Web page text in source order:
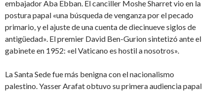
embajador Aba Ebban. El canciller Moshe Sharret vio en la
postura papal «una búsqueda de venganza por el pecado
primario, y el ajuste de una cuenta de diecinueve siglos de
antigüedad». El premier David Ben-Gurion sintetizó ante el
gabinete en 1952: «el Vaticano es hostil a nosotros».
La Santa Sede fue más benigna con el nacionalismo
palestino. Yasser Arafat obtuvo su primera audiencia papal